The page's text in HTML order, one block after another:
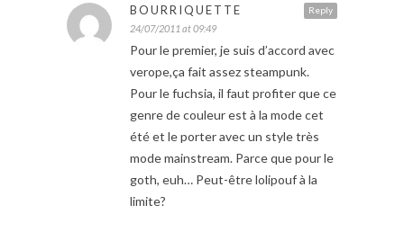
Reply
BOURRIQUETTE
24/07/2011 at 09:49
Pour le premier, je suis d’accord avec
verope,ça fait assez steampunk.
Pour le fuchsia, il faut profiter que ce
genre de couleur est à la mode cet
été et le porter avec un style très
mode mainstream. Parce que pour le
goth, euh… Peut-être lolipouf à la
limite?